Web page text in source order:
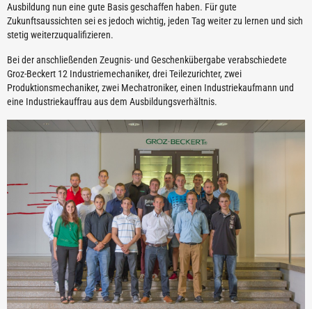
Ausbildung nun eine gute Basis geschaffen haben. Für gute
Zukunftsaussichten sei es jedoch wichtig, jeden Tag weiter zu lernen und sich
stetig weiterzuqualifizieren.
Bei der anschließenden Zeugnis- und Geschenkübergabe verabschiedete
Groz-Beckert 12 Industriemechaniker, drei Teilezurichter, zwei
Produktionsmechaniker, zwei Mechatroniker, einen Industriekaufmann und
eine Industriekauffrau aus dem Ausbildungsverhältnis.